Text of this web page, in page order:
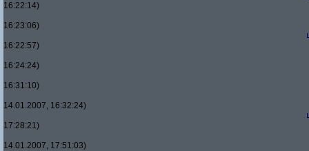
16:22:14)
16:23:06)
16:22:57)
16:24:24)
16:31:10)
14.01.2007, 16:32:24)
17:28:21)
14.01.2007, 17:51:03)